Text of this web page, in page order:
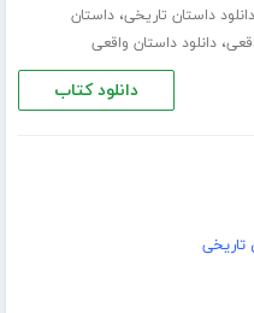
دانلود داستان تاریخی،داستان
،دانلود داستان واقعی
دانلود کتاب